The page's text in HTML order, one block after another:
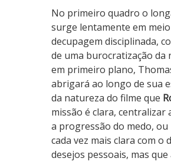
No primeiro quadro o
surge lentamente em
decupagem disciplinada,
de uma burocratização da
em primeiro plano,
abrigará ao longo de sua
da natureza do filme que
missão é clara,
a progressão do medo, ou
cada vez mais clara com
desejos pessoais, mas